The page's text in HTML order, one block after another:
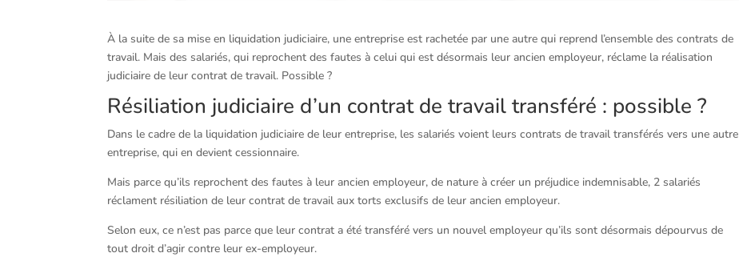
À la suite de sa mise en liquidation judiciaire, une entreprise est rachetée par une autre qui reprend l’ensemble des contrats de
travail. Mais des salariés, qui reprochent des fautes à celui qui est désormais leur ancien employeur, réclame la réalisation
judiciaire de leur contrat de travail. Possible ?
Résiliation judiciaire d’un contrat de travail transféré : possible ?
Dans le cadre de la liquidation judiciaire de leur entreprise, les salariés voient leurs contrats de travail transférés vers une autre
entreprise, qui en devient cessionnaire.
Mais parce qu’ils reprochent des fautes à leur ancien employeur, de nature à créer un préjudice indemnisable, 2 salariés
réclament résiliation de leur contrat de travail aux torts exclusifs de leur ancien employeur.
Selon eux, ce n’est pas parce que leur contrat a été transféré vers un nouvel employeur qu’ils sont désormais dépourvus de
tout droit d’agir contre leur ex-employeur.